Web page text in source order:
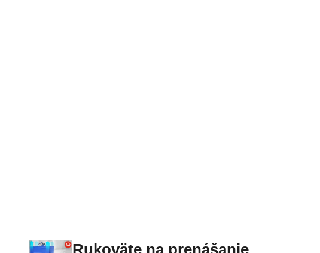
Rukoväte na prenášanie